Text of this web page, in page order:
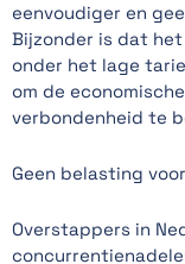
eenvoudiger en
Bijzonder is dat
onder het lage
om de
verbondenheid te
Geen belasting
Overstappers in